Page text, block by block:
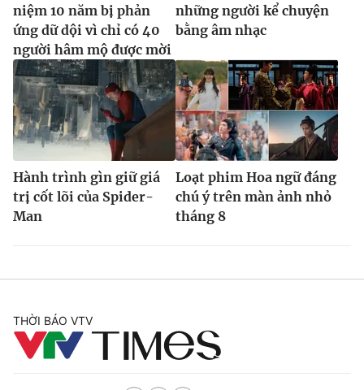
niệm 10 năm bị phản
ứng dữ dội vì chỉ có 40
người hâm mộ được mời
những người kể chuyện
bằng âm nhạc
Hành trình gìn giữ giá
trị cốt lõi của Spider-
Man
Loạt phim Hoa ngữ đáng
chú ý trên màn ảnh nhỏ
tháng 8
THỜI BÁO VTV